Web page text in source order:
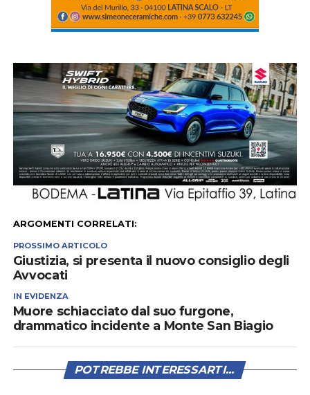
ARGOMENTI CORRELATI:
PROSSIMO ARTICOLO
Giustizia, si presenta il nuovo consiglio degli
Avvocati
IN EVIDENZA
Muore schiacciato dal suo furgone,
drammatico incidente a Monte San Biagio
POTREBBE INTERESSARTI...